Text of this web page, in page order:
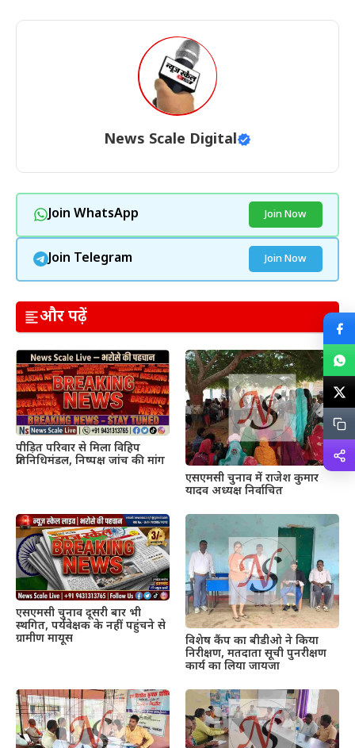
News Scale Digital
Join WhatsApp Join Now
Join Telegram Join Now
और पढ़ें
पीड़ित परिवार से मिला विहिप
प्रतिनिधिमंडल, निष्पक्ष जांच की मांग
एसएमसी चुनाव में राजेश कुमार
यादव अध्यक्ष निर्वाचित
एसएमसी चुनाव दूसरी बार भी
स्थगित, पर्यवेक्षक के नहीं पहुंचने से
ग्रामीण मायूस
विशेष कैंप का बीडीओ ने किया
निरीक्षण, मतदाता सूची पुनरीक्षण
कार्य का लिया जायजा